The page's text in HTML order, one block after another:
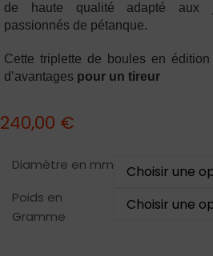
de haute qualité adapté aux
passionnés de pétanque.
Cette triplette de boules en
d’avantages pour un tireur
240,00 €
Diamètre en mm
Poids en
Gramme